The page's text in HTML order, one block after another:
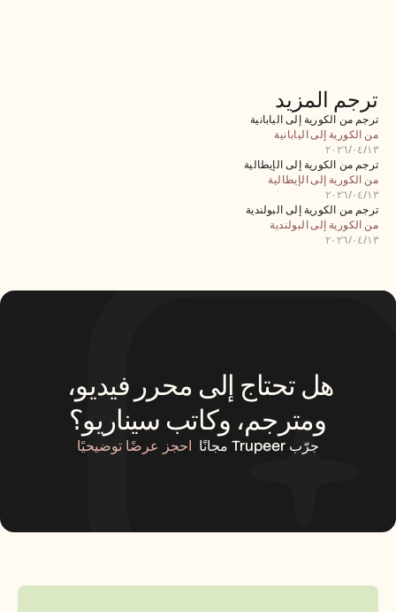
ترجم المزيد
ترجم من الكورية إلى اليابانية
من الكورية إلى اليابانية
١٣‏/٠٤‏/٢٠٢٦
ترجم من الكورية إلى الإيطالية
من الكورية إلى الإيطالية
١٣‏/٠٤‏/٢٠٢٦
ترجم من الكورية إلى البولندية
من الكورية إلى البولندية
١٣‏/٠٤‏/٢٠٢٦
ومترجم، وكاتب سيناريو؟
جرّب Trupeer مجانًا احجز عرضًا توضيحيًا